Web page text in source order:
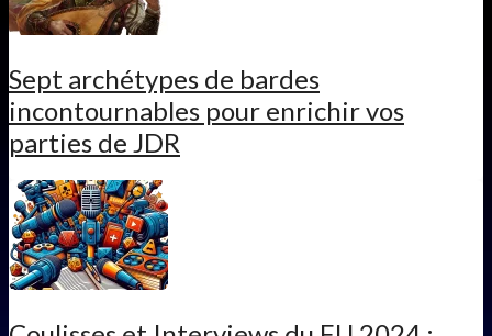
Sept archétypes de bardes
incontournables pour enrichir vos
parties de JDR